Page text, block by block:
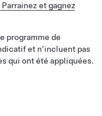
et gagnez
programme de
et n'incluent pas
qui ont été appliquées.